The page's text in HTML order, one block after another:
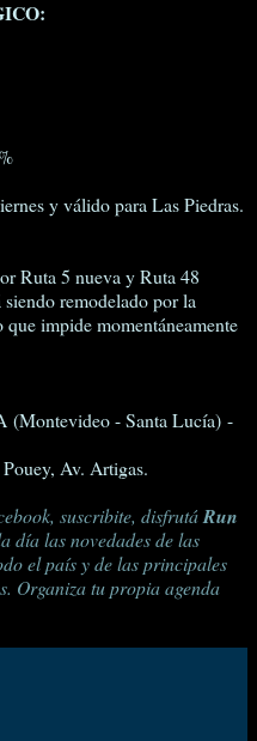
y válido para Las Piedras.
Ruta 5 nueva y Ruta 48
remodelado por la
impide momentáneamente
(Montevideo - Santa Lucía) -
Av. Artigas.
suscribite, disfrutáRun
día las novedades de las
el país y de las principales
Organiza tu propia agenda